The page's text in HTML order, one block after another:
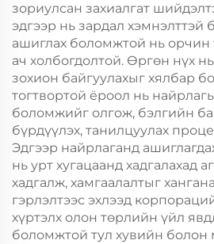
зориулсан захиалгат
эдгээр нь зардал хэмнэлттэй
ашиглах боломжтой нь орчин
ач холбогдолтой. Өргөн нүх
зохион байгуулахыг хялбар
тогтвортой ёроол нь
боломжийг олгож, бэлгийн
бүрдүүлэх, танилцуулах
Эдгээр найрлаганд
нь урт хугацаанд хадгалахад
хадгалж, хамгаалалтыг
гэрлэлтээс эхлээд
хүртэлх олон төрлийн үйл
боломжтой тул хувийн болон